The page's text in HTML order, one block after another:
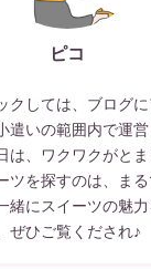
ピコ
クしては、ブログ
遣いの範囲内で運
は、ワクワクがと
ツを探すのは、ま
緒にスイーツの魅
ぜひご覧くだされ♪